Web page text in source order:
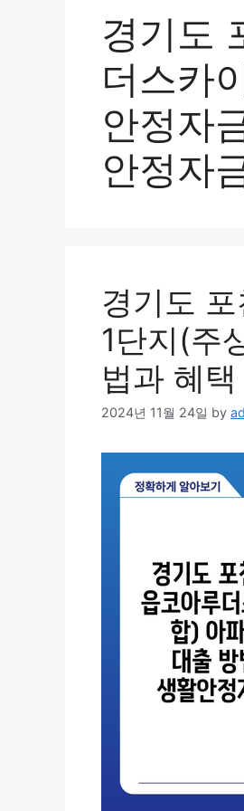
경기도
더스카
안정자
안정자
경기도
1단지(주
법과 혜
2024년 11월 24일 by